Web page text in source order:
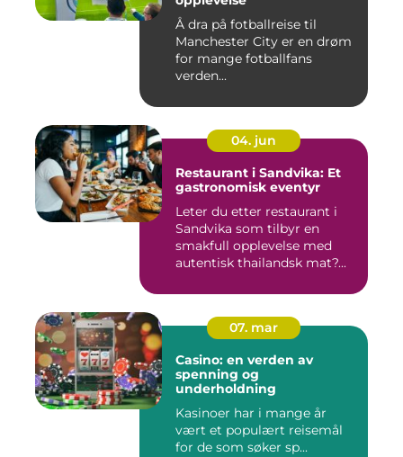
Å dra på fotballreise til
Manchester City er en drøm
for mange fotballfans
verden...
04. jun
Restaurant i Sandvika: Et
gastronomisk eventyr
Leter du etter restaurant i
Sandvika som tilbyr en
smakfull opplevelse med
autentisk thailandsk mat?...
07. mar
Casino: en verden av
spenning og
underholdning
Kasinoer har i mange år
vært et populært reisemål
for de som søker sp...